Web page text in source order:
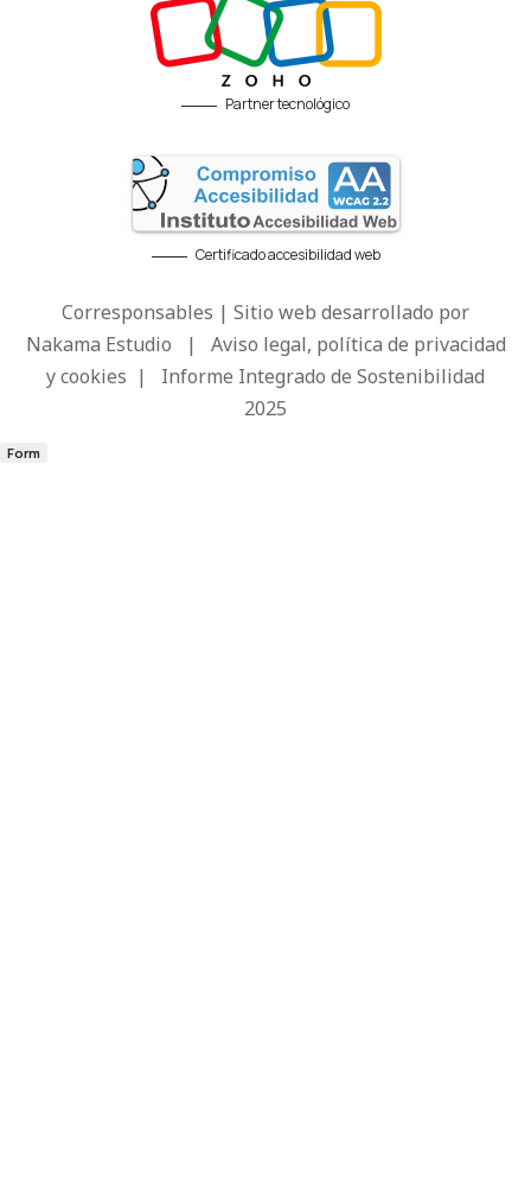
Partner tecnológico
Certificado accesibilidad web
Corresponsables | Sitio web desarrollado por
Nakama Estudio | Aviso legal, política de privacidad
y cookies | Informe Integrado de Sostenibilidad
2025
Form